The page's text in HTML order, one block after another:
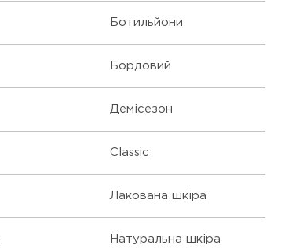
Ботильйони
Бордовий
Демісезон
Classic
Лакована шкіра
Натуральна шкіра